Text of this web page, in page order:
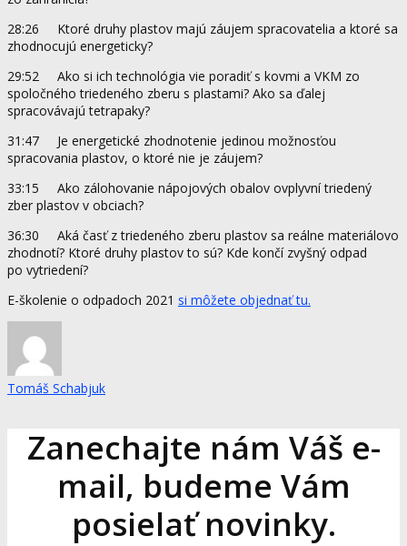
28:26 Ktoré druhy plastov majú záujem spracovatelia a ktoré sa
zhodnocujú energeticky?
29:52 Ako si ich technológia vie poradiť s kovmi a VKM zo
spoločného triedeného zberu s plastami? Ako sa ďalej
spracovávajú tetrapaky?
31:47 Je energetické zhodnotenie jedinou možnosťou
spracovania plastov, o ktoré nie je záujem?
33:15 Ako zálohovanie nápojových obalov ovplyvní triedený
zber plastov v obciach?
36:30 Aká časť z triedeného zberu plastov sa reálne materiálovo
zhodnotí? Ktoré druhy plastov to sú? Kde končí zvyšný odpad
po vytriedení?
E-školenie o odpadoch 2021 si môžete objednať tu.
Tomáš Schabjuk
Zanechajte nám Váš e-
mail, budeme Vám
posielať novinky.